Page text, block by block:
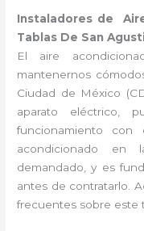
Instaladores de
Tablas De San
El aire
mantenernos
Ciudad de México
aparato eléctrico,
funcionamiento
acondicionado
demandado, y es
antes de contratarlo.
frecuentes sobre este